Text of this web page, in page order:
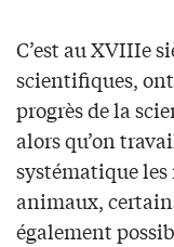
C’est au XVIIIe
scientifiques, ont
progrès de la
alors qu’on
systématique les
animaux,
également